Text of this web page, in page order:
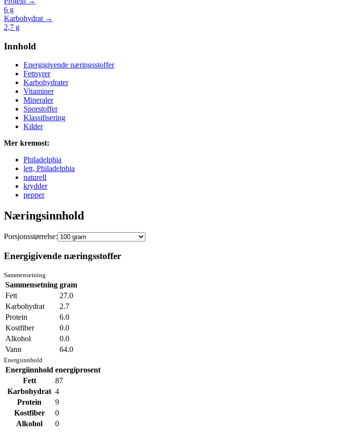
6 g
Karbohydrat →
2,7 g
Innhold
Energigivende næringsstoffer
Fettsyrer
Karbohydrater
Vitaminer
Mineraler
Sporstoffer
Klassifisering
Kilder
Mer kremost:
Philadelphia
lett, Philadelphia
naturell
krydder
pepper
Næringsinnhold
Porsjonsstørrelse:
Energigivende næringsstoffer
Sammensetning
Sammensetning gram
Fett
27.0
Karbohydrat
2.7
Protein
6.0
Kostfiber
0.0
Alkohol
0.0
Vann
64.0
Energiinnhold
Energiinnhold energiprosent
Fett
87
Karbohydrat 4
Protein
9
Kostfiber
0
Alkohol
0